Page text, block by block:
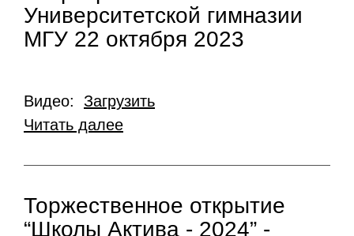
Университетской гимназии
МГУ 22 октября 2023
Видео: Загрузить
Читать далее
Торжественное открытие
“Школы Актива - 2024” -